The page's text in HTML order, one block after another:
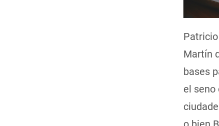
Martín
bases
el seno